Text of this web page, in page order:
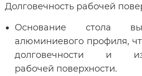
Долговечность рабочей
Основание стола
алюминиевого профиля,
долговечности и
рабочей поверхности.